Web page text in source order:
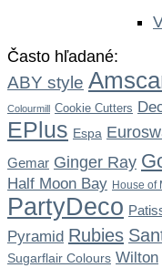
Často hľadané:
ABY style
Colourmill Cookie Cutters
EPlus Espa
Gemar Ginger Ray
Half Moon Bay House of
PartyDeco
Pyramid Rubies
Sugarflair Colours Wilton